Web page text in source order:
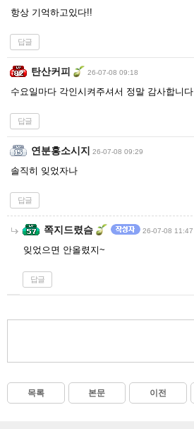
항상 기억하고있다!!
답글
탄산커피 26-07-08 09:18
수요일마다 각인시켜주셔서 정말 감사합니다
답글
연분홍소시지 26-07-08 09:29
솔직히 잊었자나
답글
쪽지드렸슴 26-07-08 11:47
잊었으면 안올렸지~
답글
목록 본문 이전